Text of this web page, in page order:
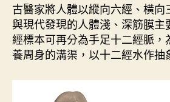
古醫家將人體以縱向六經、橫向
與現代發現的人體淺、深筋膜主
經標本可再分為手足十二經脈，
養周身的溝渠，以十二經水作抽